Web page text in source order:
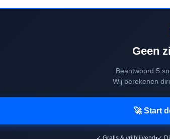
Geen
Beantwoord 5
Wij berekenen
🚀 Start